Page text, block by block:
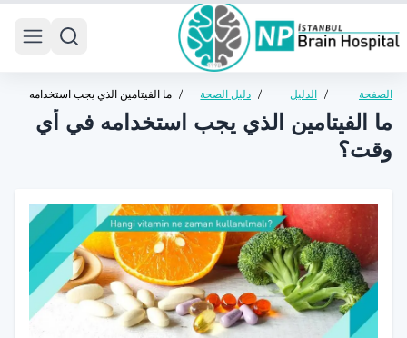
الصفحة
الرئيسية
/ الدليل
/ دليل الصحة
/ ما الفيتامين الذي يجب استخدامه
في أي وقت؟
ما الفيتامين الذي يجب استخدامه في أي
وقت؟